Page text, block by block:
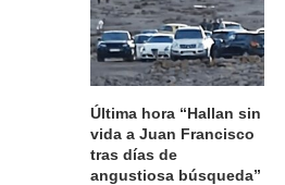
Última hora “Hallan sin
vida a Juan Francisco
tras días de
angustiosa búsqueda”